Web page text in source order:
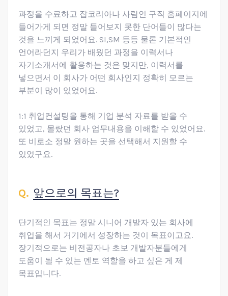
과정을 수료하고 잡코리아나 사람인 구직 홈페이지에
들어가게 되면 정말 들어보지 못한 단어들이 많다는
것을 느끼게 되었어요. SI,SM 등등 물론 기본적인
언어라던지 우리가 배웠던 과정을 이력서나
자기소개서에 활용하는 것은 맞지만, 이력서를
넣으면서 이 회사가 어떤 회사인지 정확히 모르는
부분이 많이 있었어요.
1:1 취업컨설팅을 통해 기업 분석 자료를 받을 수
있었고, 몰랐던 회사 업무내용을 이해할 수 있었어요.
또 비로소 정말 원하는 곳을 선택해서 지원할 수
있었구요.
앞으로의 목표는?
단기적인 목표는 정말 시니어 개발자 있는 회사에
취업을 해서 거기에서 성장하는 것이 목표이고요.
장기적으로는 비전공자나 초보 개발자분들에게
도움이 될 수 있는 멘토 역할을 하고 싶은 게 제
목표입니다.